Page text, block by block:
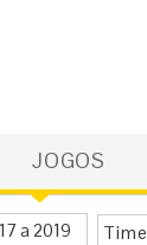
JOGOS
Time